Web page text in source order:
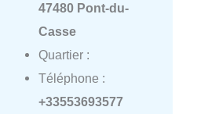
47480 Pont-du-
Casse
Quartier :
Téléphone :
+33553693577